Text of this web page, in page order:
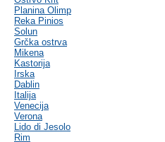
Planina Olimp
Reka Pinios
Solun
Grčka ostrva
Mikena
Kastorija
Irska
Dablin
Italija
Venecija
Verona
Lido di Jesolo
Rim